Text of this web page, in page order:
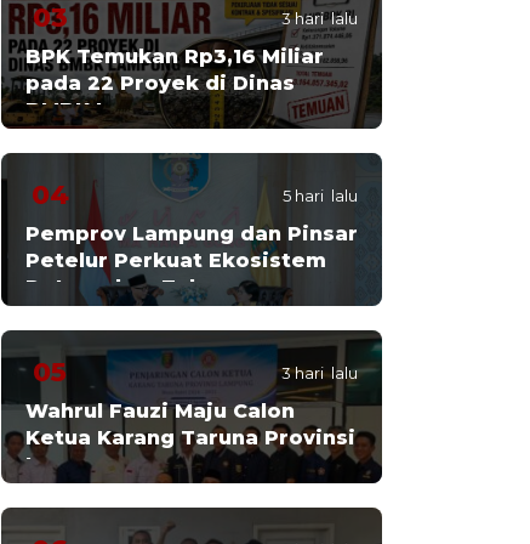
03 3 hari lalu
BPK Temukan Rp3,16 Miliar
pada 22 Proyek di Dinas
BMBK Lampung
04 5 hari lalu
Pemprov Lampung dan Pinsar
Petelur Perkuat Ekosistem
Peternakan Telur
05 3 hari lalu
Wahrul Fauzi Maju Calon
Ketua Karang Taruna Provinsi
Lampung